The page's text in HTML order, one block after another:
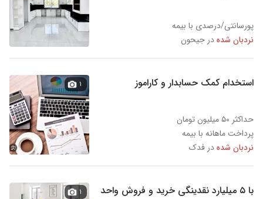
پورسانتی/درصدی با بیمه
نردبان شدهدر جیحون
استخدام کمک حسابدار و کاراموز
حداکثر ۵۰ میلیون تومان
پرداخت ماهانه با بیمه
نردبان شدهدر فدک
۱
با ۵ میلیارد نقدینگی خرید و فروش واحد
۱